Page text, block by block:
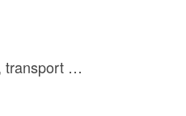
transport …